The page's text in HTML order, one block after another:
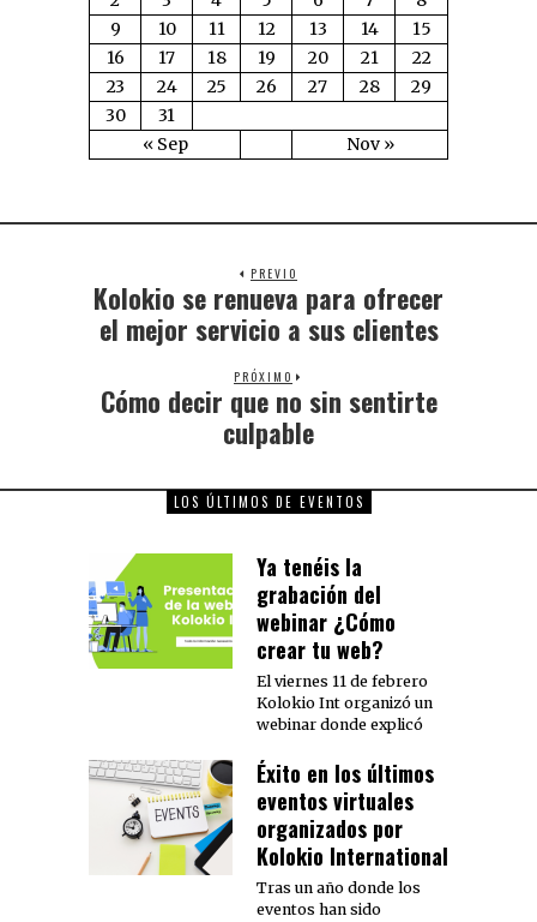
« Sep Nov »
9
10 11 12 13 14
15
16
17 18 19 20 21
22
23
24 25 26 27 28
29
30
31
PREVIO
Kolokio se renueva para ofrecer
el mejor servicio a sus clientes
PRÓXIMO
Cómo decir que no sin sentirte
culpable
LOS ÚLTIMOS DE EVENTOS
Ya tenéis la
grabación del
webinar ¿Cómo
crear tu web?
El viernes 11 de febrero
Kolokio Int organizó un
webinar donde explicó
Éxito en los últimos
eventos virtuales
organizados por
Kolokio International
Tras un año donde los
eventos han sido